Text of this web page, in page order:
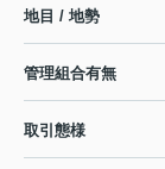
地目 / 地勢
管理組合有無
取引態様